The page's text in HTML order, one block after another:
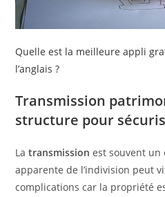
Quelle est la meilleure appli
l’anglais ?
Transmission
structure pour
Latransmission est souvent un
apparente de l’indivision peut
complications car la propriété